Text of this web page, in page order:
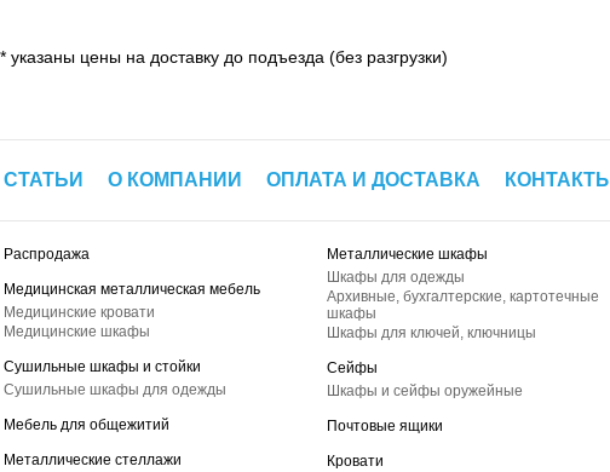
* указаны цены на доставку до подъезда (без разгрузки)
СТАТЬИ О КОМПАНИИ ОПЛАТА И ДОСТАВКА КОНТАКТЫ
Распродажа
Медицинская металлическая мебель
Медицинские кровати
Медицинские шкафы
Сушильные шкафы и стойки
Сушильные шкафы для одежды
Мебель для общежитий
Металлические стеллажи
Металлические шкафы
Шкафы для одежды
Архивные, бухгалтерские, картотечные
шкафы
Шкафы для ключей, ключницы
Сейфы
Шкафы и сейфы оружейные
Почтовые ящики
Кровати